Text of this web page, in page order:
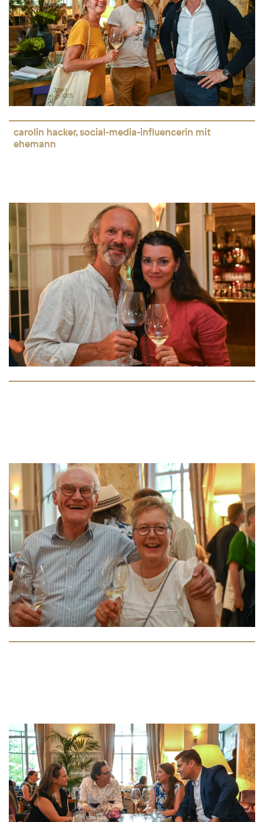
carolin hacker, social-media-influencerin mit
ehemann